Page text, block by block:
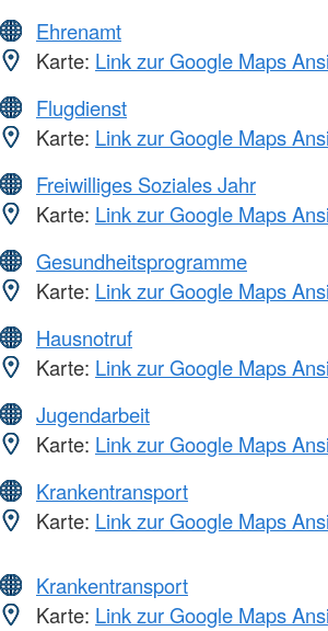
Ehrenamt
Karte: Link zur Google Maps
Flugdienst
Karte: Link zur Google Maps
Freiwilliges Soziales Jahr
Karte: Link zur Google Maps
Gesundheitsprogramme
Karte: Link zur Google Maps
Hausnotruf
Karte: Link zur Google Maps
Jugendarbeit
Karte: Link zur Google Maps
Krankentransport
Karte: Link zur Google Maps
Krankentransport
Karte: Link zur Google Maps